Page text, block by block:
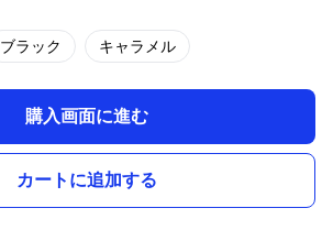
ブラック キャラメル
購入画面に進む
カートに追加する